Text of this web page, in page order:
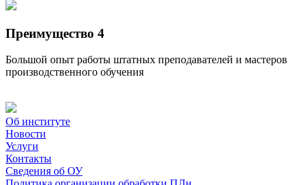
Преимущество 4
Большой опыт работы штатных преподавателей и мастеров
производственного обучения
Об институте
Новости
Услуги
Контакты
Сведения об ОУ